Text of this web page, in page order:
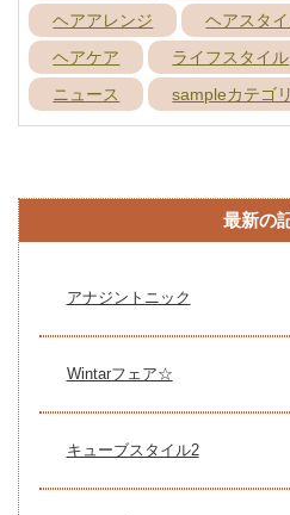
ヘアアレンジ
ヘアスタ
ヘアケア
ライフスタイル
ニュース
sampleカテゴ
最新の
アナジントニック
Wintarフェア☆
キューブスタイル2